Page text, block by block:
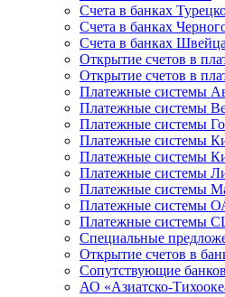
Счета в банках
Счета в банках
Счета в банках
Открытие счетов в
Открытие счетов в
Платежные системы
Платежные системы
Платежные системы
Платежные системы
Платежные системы
Платежные системы
Платежные системы
Платежные системы
Платежные системы
Специальные
Открытие счетов в
Сопутствующие
АО «Азиатско-